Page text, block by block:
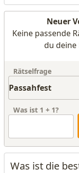
Neuer
Keine passende
du deine
Rätselfrage
Was ist 1 + 1?
Was ist die